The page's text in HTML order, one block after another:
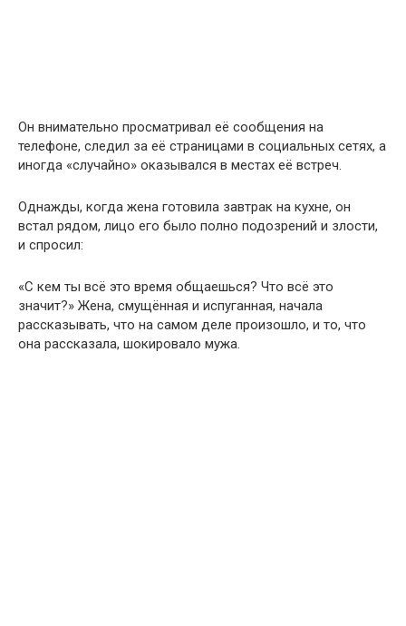
Он внимательно просматривал её сообщения на
телефоне, следил за её страницами в социальных сетях, а
иногда «случайно» оказывался в местах её встреч.
Однажды, когда жена готовила завтрак на кухне, он
встал рядом, лицо его было полно подозрений и злости,
и спросил:
«С кем ты всё это время общаешься? Что всё это
значит?» Жена, смущённая и испуганная, начала
рассказывать, что на самом деле произошло, и то, что
она рассказала, шокировало мужа.